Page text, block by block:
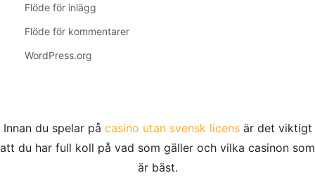
Flöde för inlägg
Flöde för kommentarer
WordPress.org
Innan du spelar på casino utan svensk licensär det viktigt
att du har full koll på vad som gäller och vilka casinon som
är bäst.